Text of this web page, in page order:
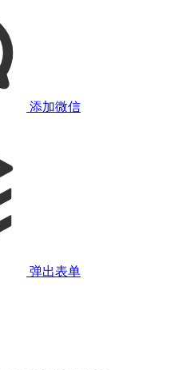
添加微信
弹出表单